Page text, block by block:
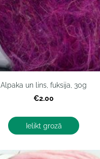
Alpaka un lins, fuksija, 30g
€2.00
Ielikt grozā